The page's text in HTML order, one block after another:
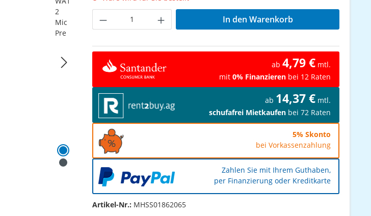
Produkt Anzahl: Gib den gewünschten Wert
In den Warenkorb
ab 4,79 € mtl.
mit 0% Finanzieren bei 12 Raten
ab 14,37 € mtl.
schufafrei Mietkaufen bei 72 Raten
5% Skonto
bei Vorkassenzahlung
Zahlen Sie mit Ihrem Guthaben,
per Finanzierung oder Kreditkarte
Artikel-Nr.: MHSS01862065